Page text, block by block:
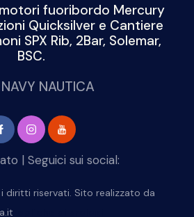
fuoribordo Mercury
Quicksilver e Cantiere
SPX Rib, 2Bar, Solemar,
BSC.
NAVY NAUTICA
diritti riservati. Sito realizzato da
| Seguici sui social: